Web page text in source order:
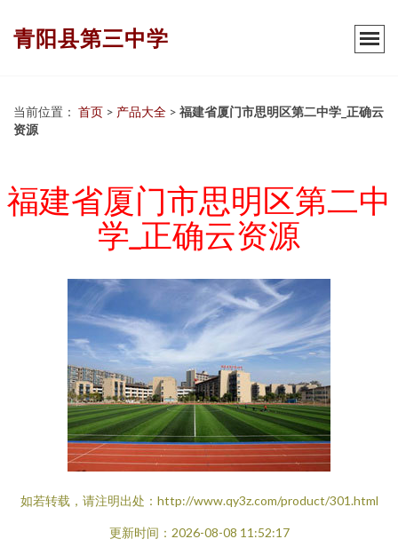
青阳县第三中学
当前位置： 首页 > 产品大全 > 福建省厦门市思明区第二中学_正确云
资源
福建省厦门市思明区第二中
学_正确云资源
如若转载，请注明出处：http://www.qy3z.com/product/301.html
更新时间：2026-08-08 11:52:17